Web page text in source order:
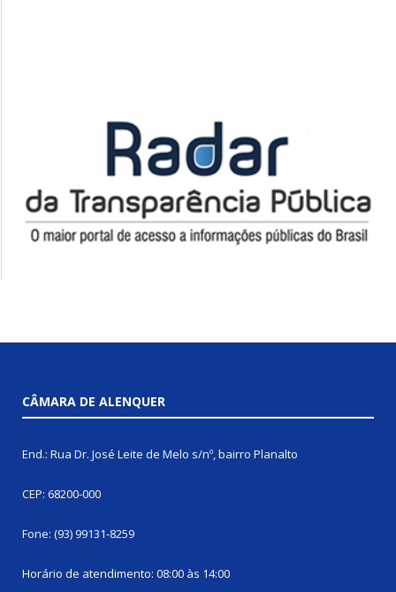
CÂMARA DE ALENQUER
End.: Rua Dr. José Leite de Melo s/nº, bairro Planalto
CEP: 68200-000
Fone: (93) 99131-8259
Horário de atendimento: 08:00 às 14:00